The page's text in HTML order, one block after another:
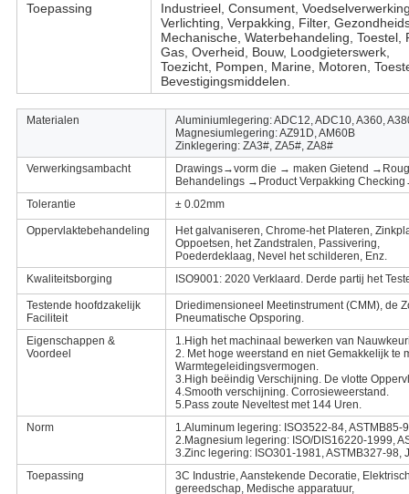
Toepassing
Industrieel, Consument,
Verlichting, Verpakking, Filter,
Mechanische, Waterbehandeling,
Gas, Overheid, Bouw, Loodgieterswerk,
Toezicht, Pompen, Marine, Motoren,
Bevestigingsmiddelen.
Materialen
Aluminiumlegering: ADC12, ADC10, A360,
Magnesiumlegering: AZ91D, AM60B
Zinklegering: ZA3#, ZA5#, ZA8#
Verwerkingsambacht
Drawings→vorm die → maken Gietend
Behandelings →Product Verpakking
Tolerantie
± 0.02mm
Oppervlaktebehandeling
Het galvaniseren, Chrome-het Plateren,
Oppoetsen, het Zandstralen, Passivering,
Poederdeklaag, Nevel het schilderen, Enz.
Kwaliteitsborging
ISO9001: 2020 Verklaard. Derde partij het
Testende hoofdzakelijk
Faciliteit
Driedimensioneel Meetinstrument (CMM), de
Pneumatische Opsporing.
Eigenschappen &
Voordeel
1.High het machinaal bewerken van
2. Met hoge weerstand en niet Gemakkelijk te
Warmtegeleidingsvermogen.
3.High beëindig Verschijning. De vlotte
4.Smooth verschijning. Corrosieweerstand.
5.Pass zoute Neveltest met 144 Uren.
Norm
1.Aluminum legering: ISO3522-84,
2.Magnesium legering: ISO/DIS16220-1999,
3.Zinc legering: ISO301-1981, ASTMB327-98,
Toepassing
3C Industrie, Aanstekende Decoratie,
gereedschap, Medische apparatuur,